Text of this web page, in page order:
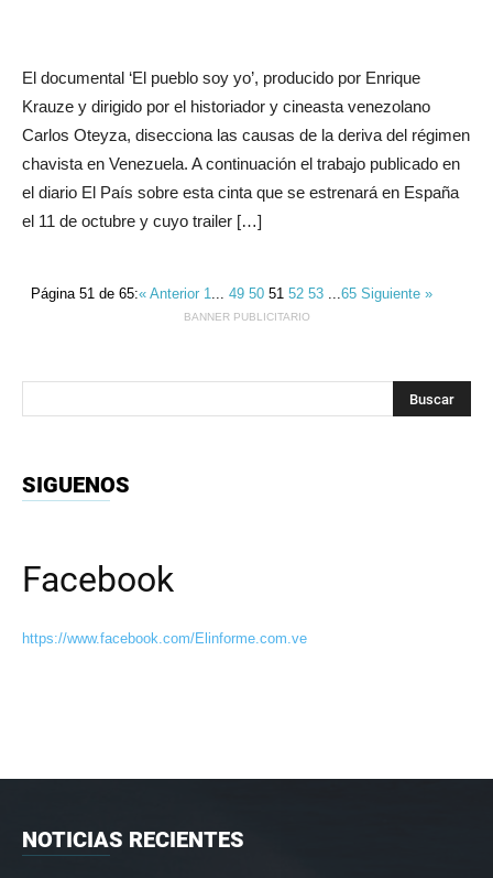
El documental ‘El pueblo soy yo’, producido por Enrique
Krauze y dirigido por el historiador y cineasta venezolano
Carlos Oteyza, disecciona las causas de la deriva del régimen
chavista en Venezuela. A continuación el trabajo publicado en
el diario El País sobre esta cinta que se estrenará en España
el 11 de octubre y cuyo trailer […]
Página 51 de 65:« Anterior 1... 495051 5253 ...65 Siguiente »
BANNER PUBLICITARIO
SIGUENOS
Facebook
https://www.facebook.com/Elinforme.com.ve
NOTICIAS RECIENTES